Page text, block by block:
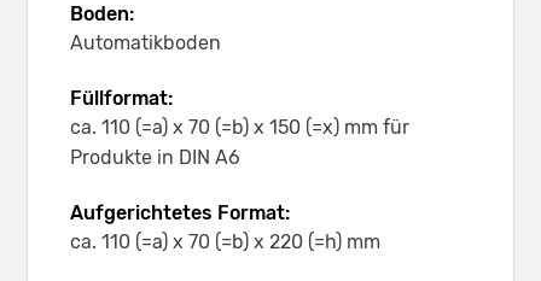
Boden:
Automatikboden
Füllformat:
ca. 110 (=a) x 70 (=b) x 150 (=x) mm für
Produkte in DIN A6
Aufgerichtetes Format:
ca. 110 (=a) x 70 (=b) x 220 (=h) mm